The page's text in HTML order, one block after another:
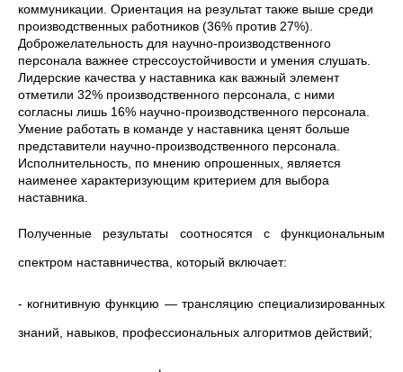
коммуникации. Ориентация на результат также выше среди
производственных работников (36% против 27%).
Доброжелательность для научно-производственного
персонала важнее стрессоустойчивости и умения слушать.
Лидерские качества у наставника как важный элемент
отметили 32% производственного персонала, с ними
согласны лишь 16% научно-производственного персонала.
Умение работать в команде у наставника ценят больше
представители научно-производственного персонала.
Исполнительность, по мнению опрошенных, является
наименее характеризующим критерием для выбора
наставника.
Полученные результаты соотносятся с функциональным
спектром наставничества, который включает:
- когнитивную функцию — трансляцию специализированных
знаний, навыков, профессиональных алгоритмов действий;